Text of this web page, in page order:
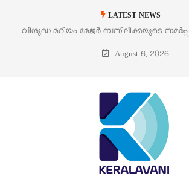
LATEST NEWS
തിരുനാൾ
‘പെറ്റൽസ്’ ലൈഫ് സ്റ്റൈൽ
August 6, 2026